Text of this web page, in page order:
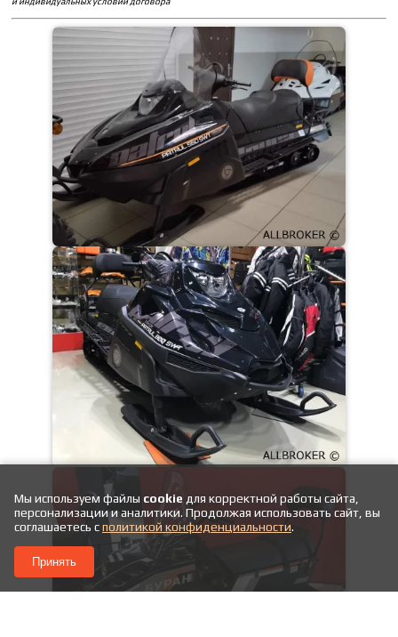
Мы используем файлы cookie для корректной работы сайта,
персонализации и аналитики. Продолжая использовать сайт, вы
соглашаетесь сполитикой конфиденциальности.
Принять